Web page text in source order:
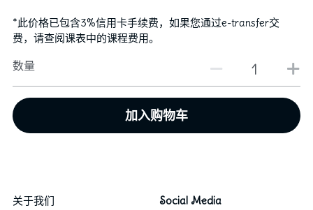
2023独舞/双人舞/三人舞获奖记录
2022独舞/双人舞/三人舞获奖记录
中国舞
English
*此价格已包含3%信用卡手续费，如果您通过e-transfer交
费，请查阅课表中的课程费用。
数量
加入购物车
关于我们
Social Media